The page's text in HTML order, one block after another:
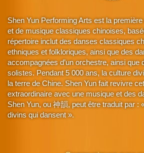
Shen Yun Performing Arts est la
et de musique classiques chinoises,
répertoire inclut des danses classiques
ethniques et folkloriques, ainsi que des
accompagnées d’un orchestre, ainsi que
solistes. Pendant 5 000 ans, la culture
la terre de Chine. Shen Yun fait revivre
extraordinaire avec une musique et des
Shen Yun, ou 神韻, peut être traduit par :
divins qui dansent ».